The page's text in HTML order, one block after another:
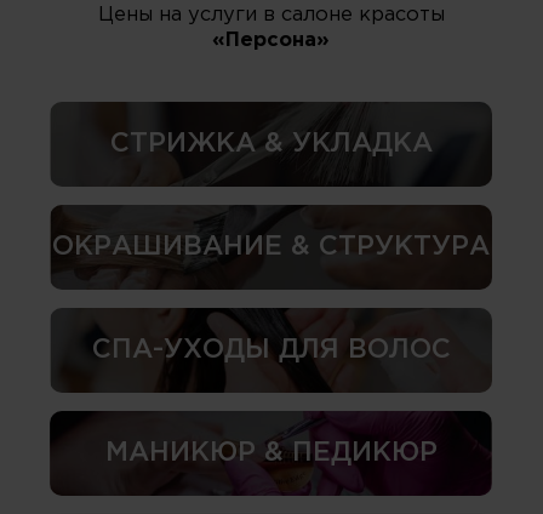
Цены на услуги в салоне красоты
«Персона»
СТРИЖКА & УКЛАДКА
ОКРАШИВАНИЕ & СТРУКТУРА
СПА-УХОДЫ ДЛЯ ВОЛОС
МАНИКЮР & ПЕДИКЮР